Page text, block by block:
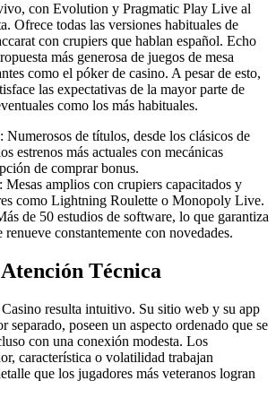
con Evolution y Pragmatic Play Live al
Ofrece todas las versiones habituales de
con crupiers que hablan español. Echo
más generosa de juegos de mesa
como el póker de casino. A pesar de esto,
las expectativas de la mayor parte de
como los más habituales.
Numerosos de títulos, desde los clásicos de
estrenos más actuales con mecánicas
de comprar bonus.
Mesas amplios con crupiers capacitados y
como Lightning Roulette o Monopoly Live.
de 50 estudios de software, lo que garantiza
renueve constantemente con novedades.
Técnica
resulta intuitivo. Su sitio web y su app
separado, poseen un aspecto ordenado que se
con una conexión modesta. Los
característica o volatilidad trabajan
que los jugadores más veteranos logran